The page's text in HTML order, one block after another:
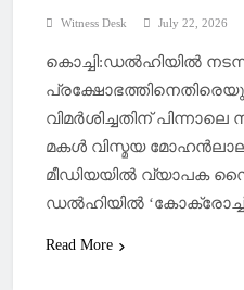
Witness Desk July 22, 2026
കൊച്ചി:ഡല്‍ഹിയില്‍ നടന്ന
വിമർശിച്ചതിന്
മകള്‍ വിസ്മയ
മീഡിയയില്‍ വ്യാപക
ഡല്‍ഹിയില്‍
Read More